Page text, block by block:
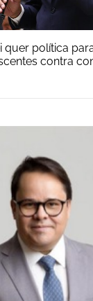
quer política
contra